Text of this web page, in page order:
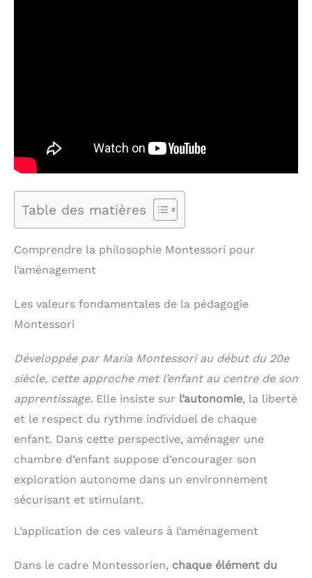
Table des matières
Comprendre la philosophie Montessori pour
l’aménagement
Les valeurs fondamentales de la pédagogie
Montessori
Développée par Maria Montessori au début du 20e
siècle, cette approche met l’enfant au centre de son
apprentissage. Elle insiste sur l’autonomie, la liberté
et le respect du rythme individuel de chaque
enfant. Dans cette perspective, aménager une
chambre d’enfant suppose d’encourager son
exploration autonome dans un environnement
sécurisant et stimulant.
L’application de ces valeurs à l’aménagement
Dans le cadre Montessorien, chaque élément du